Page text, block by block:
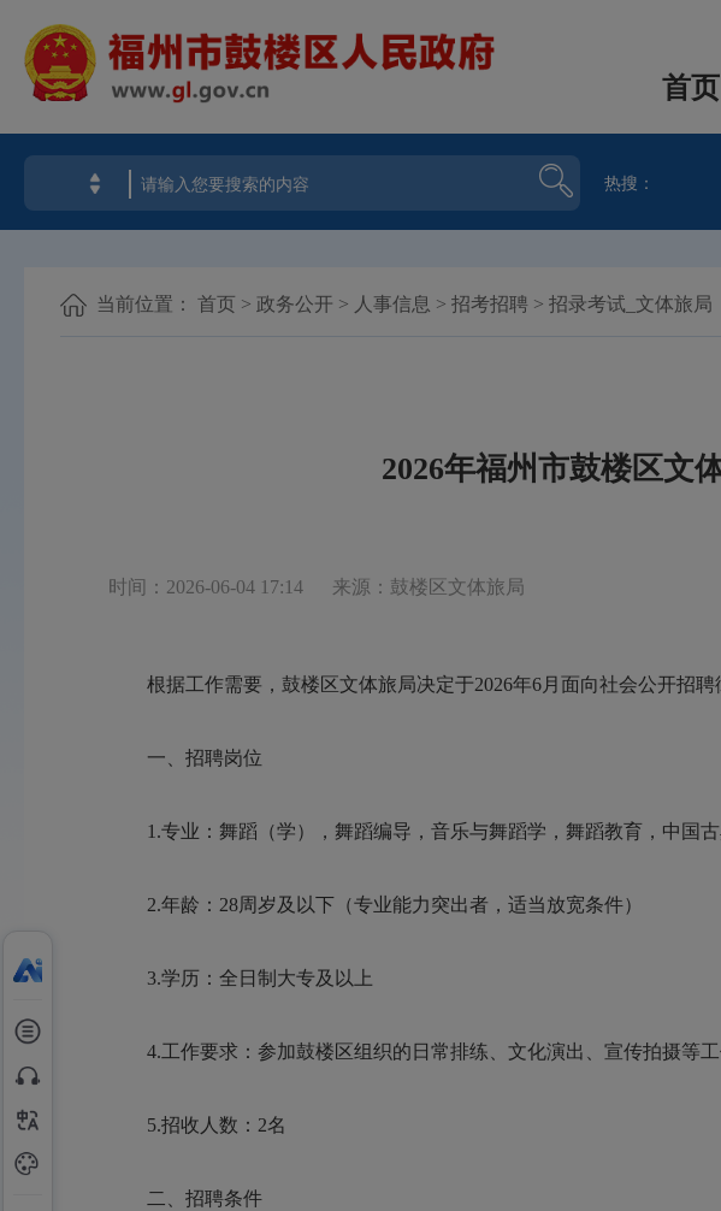
首页
热搜：
当前位置： 首页 > 政务公开 > 人事信息 > 招考招聘 > 招录考试_文体旅局
2026年福州市鼓楼区文
时间：2026-06-04 17:14 来源：鼓楼区文体旅局
根据工作需要，鼓楼区文体旅局决定于2026年6月面向社会公开招聘
一、招聘岗位
1.专业：舞蹈（学），舞蹈编导，音乐与舞蹈学，舞蹈教育，中国古
2.年龄：28周岁及以下（专业能力突出者，适当放宽条件）
3.学历：全日制大专及以上
4.工作要求：参加鼓楼区组织的日常排练、文化演出、宣传拍摄等工
5.招收人数：2名
二、招聘条件